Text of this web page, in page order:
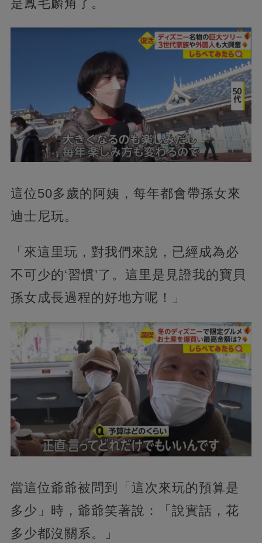
是鳳毛麟角了。
這位50多歲的阿姨，每年都會帶孫女來
迪士尼玩。
「來這里玩，對我們來說，已經成為必
不可少的‘習慣’了。這里是見證我的寶貝
孫女成長過程的好地方呢！」
當這位爺爺被問到「這次來玩的預算是
多少」時，爺爺笑著說：「說實話，花
多少都沒關系。」